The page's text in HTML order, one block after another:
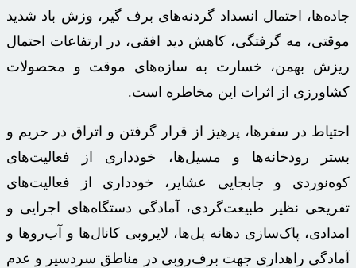
جاده‌ها، احتمال انسداد گردنه‌های برف گیر، وزش باد شدید
موقتی، مه گرفتگی، کاهش دید افقی، در ارتفاعات احتمال
ریزش بهمن، خسارت به سازه‌های موقت و محصولات
کشاورزی از اثرات این مخاطره است.
احتیاط در سفرها، پرهیز از قرار گرفتن و اتراق در حریم و
بستر رودخانه‌ها و مسیل‌ها، خودداری از فعالیت‌های
کوه‌نوردی و جابجایی عشایر، خودداری از فعالیت‌های
تفریحی نظیر طبیعت‌گردی، آمادگی دستگاه‌های اجرایی و
امدادی، پاک‌سازی دهانه پل‌ها، لایروبی کانال‌ها و آب‌روها و
آمادگی راهداری جهت برف‌روبی در مناطق سردسیر و عدم